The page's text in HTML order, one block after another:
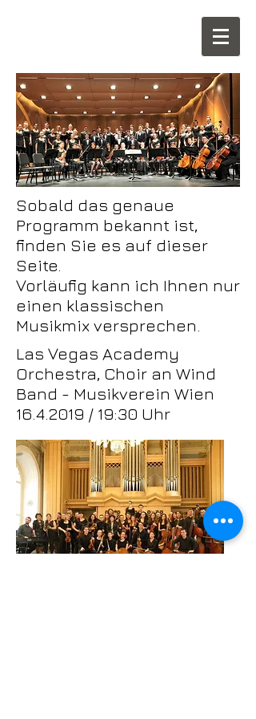
Sobald das genaue
Programm bekannt ist,
finden Sie es auf dieser
Seite.
Vorläufig kann ich Ihnen nur
einen klassischen
Musikmix versprechen.
Las Vegas Academy
Orchestra, Choir an Wind
Band - Musikverein Wien
16.4.2019 / 19:30 Uhr